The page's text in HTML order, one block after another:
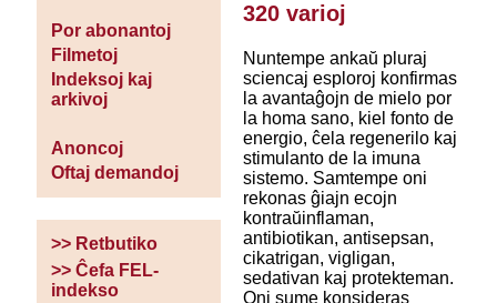
Por abonantoj
Filmetoj
Indeksoj kaj
arkivoj
Anoncoj
Oftaj demandoj
>> Retbutiko
>> Ĉefa FEL-
indekso
320 varioj
Nuntempe ankaŭ pluraj
sciencaj esploroj konfirmas
la avantaĝojn de mielo por
la homa sano, kiel fonto de
energio, ĉela regenerilo kaj
stimulanto de la imuna
sistemo. Samtempe oni
rekonas ĝiajn ecojn
kontraŭinflaman,
antibiotikan, antisepsan,
cikatrigan, vigligan,
sedativan kaj protekteman.
Oni sume konsideras